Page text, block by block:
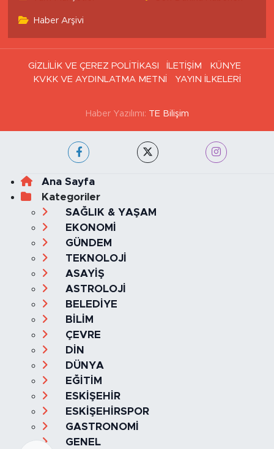
Haber Arşivi
GİZLİLİK VE ÇEREZ POLİTİKASI İLETİŞİM
KÜNYE
KVKK VE AYDINLATMA METNİ
YAYIN İLKELERİ
Haber Yazılımı: TE Bilişim
Ana Sayfa
Kategoriler
SAĞLIK & YAŞAM
EKONOMİ
GÜNDEM
TEKNOLOJİ
ASAYİŞ
ASTROLOJİ
BELEDİYE
BİLİM
ÇEVRE
DİN
DÜNYA
EĞİTİM
ESKİŞEHİR
ESKİŞEHİRSPOR
GASTRONOMİ
GENEL